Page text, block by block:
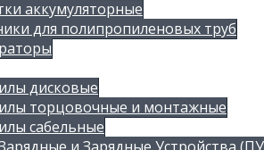
аккумуляторные
для полипропиленовых труб
дисковые
торцовочные и монтажные
сабельные